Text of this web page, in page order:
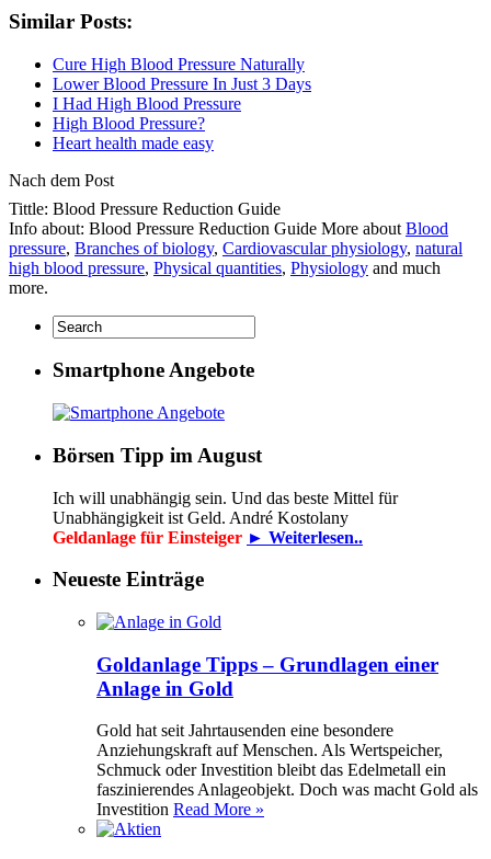
Similar Posts:
Cure High Blood Pressure Naturally
Lower Blood Pressure In Just 3 Days
I Had High Blood Pressure
High Blood Pressure?
Heart health made easy
Nach dem Post
Tittle: Blood Pressure Reduction Guide
Info about: Blood Pressure Reduction Guide More about Blood
pressure, Branches of biology, Cardiovascular physiology, natural
high blood pressure, Physical quantities, Physiology and much
more.
Smartphone Angebote
Börsen Tipp im August
Ich will unabhängig sein. Und das beste Mittel für
Unabhängigkeit ist Geld. André Kostolany
Geldanlage für Einsteiger ► Weiterlesen..
Neueste Einträge
Goldanlage Tipps – Grundlagen einer
Anlage in Gold
Gold hat seit Jahrtausenden eine besondere
Anziehungskraft auf Menschen. Als Wertspeicher,
Schmuck oder Investition bleibt das Edelmetall ein
faszinierendes Anlageobjekt. Doch was macht Gold als
Investition Read More »